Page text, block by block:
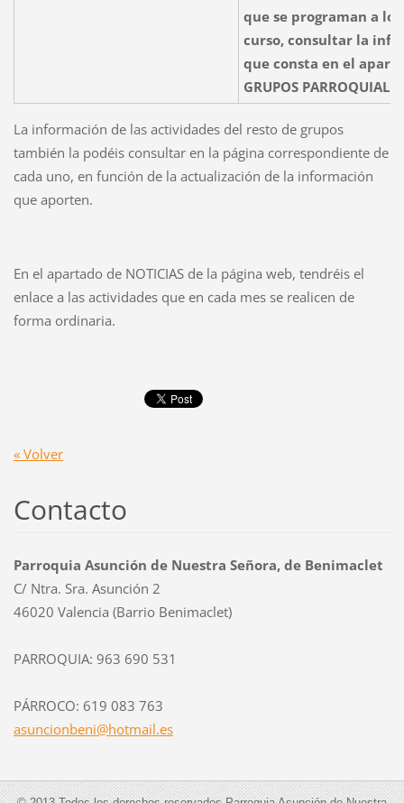
que se programan a lo
curso, consultar la
que consta en el
GRUPOS PARROQUIALES
La información de las actividades del resto de grupos
también la podéis consultar en la página correspondiente de
cada uno, en función de la actualización de la información
que aporten.
En el apartado de NOTICIAS de la página web, tendréis el
enlace a las actividades que en cada mes se realicen de
forma ordinaria.
« Volver
Contacto
Parroquia Asunción de Nuestra Señora, de Benimaclet
C/ Ntra. Sra. Asunción 2
46020 Valencia (Barrio Benimaclet)
PARROQUIA: 963 690 531
PÁRROCO: 619 083 763
asuncionbeni@hotmail.es